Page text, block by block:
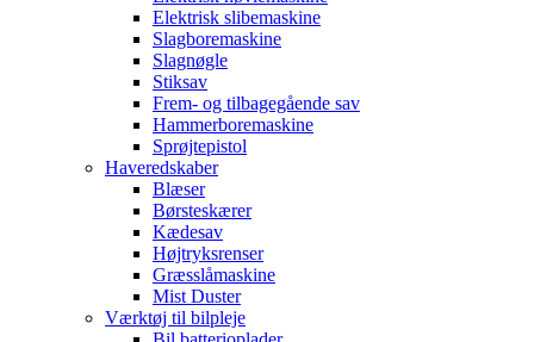
Elektrisk slibemaskine
Slagboremaskine
Slagnøgle
Stiksav
Frem- og tilbagegående sav
Hammerboremaskine
Sprøjtepistol
Haveredskaber
Blæser
Børsteskærer
Kædesav
Højtryksrenser
Græsslåmaskine
Mist Duster
Værktøj til bilpleje